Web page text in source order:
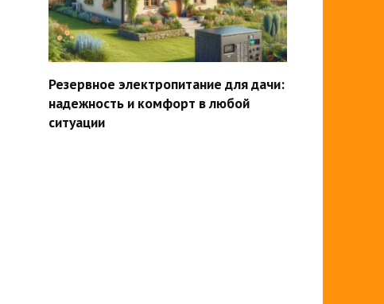
Резервное электропитание для дачи:
надежность и комфорт в любой
ситуации